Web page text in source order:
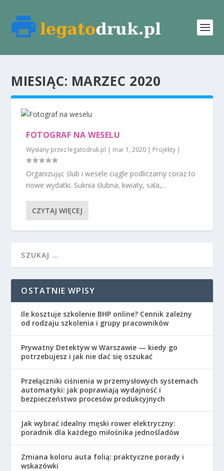
MIESIĄC: MARZEC 2020
FOTOGRAF NA WESELU
Wysłany przez legatodruk.pl | mar 1, 2020 | Projekty |
Organizując ślub i wesele ciągle podliczamy coraz to
nowe wydatki. Suknia ślubna, kwiaty, sala,...
CZYTAJ WIĘCEJ
OSTATNIE WPISY
Ile kosztuje szkolenie BHP online? Cennik zależny
od rodzaju szkolenia i grupy pracowników
Prywatny Detektyw w Warszawie — kiedy go
potrzebujesz i jak nie dać się oszukać
Przełączniki ciśnienia w przemysłowych systemach
automatyki: jak poprawiają wydajność i
bezpieczeństwo procesów produkcyjnych
Jak wybrać idealny męski rower elektryczny:
poradnik dla każdego miłośnika jednośladów
Zmiana koloru auta folią: praktyczne porady i
wskazówki